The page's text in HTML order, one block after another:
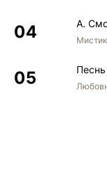
А.